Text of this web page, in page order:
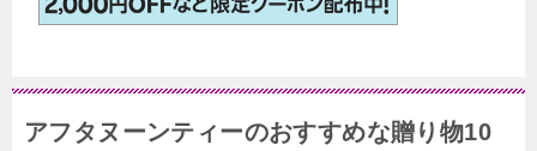
アフタヌーンティーのおすすめな贈り物10